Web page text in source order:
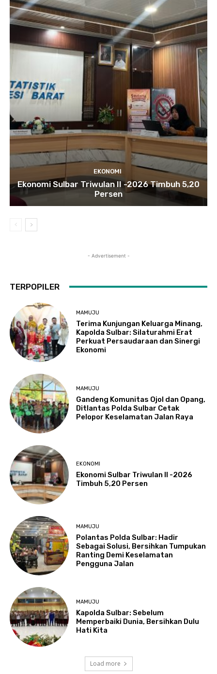
EKONOMI
Ekonomi Sulbar Triwulan II -2026 Timbuh 5,20
Persen
- Advertisement -
TERPOPILER
MAMUJU
Terima Kunjungan Keluarga Minang,
Kapolda Sulbar: Silaturahmi Erat
Perkuat Persaudaraan dan Sinergi
Ekonomi
MAMUJU
Gandeng Komunitas Ojol dan Opang,
Ditlantas Polda Sulbar Cetak
Pelopor Keselamatan Jalan Raya
EKONOMI
Ekonomi Sulbar Triwulan II -2026
Timbuh 5,20 Persen
MAMUJU
Polantas Polda Sulbar: Hadir
Sebagai Solusi, Bersihkan Tumpukan
Ranting Demi Keselamatan
Pengguna Jalan
MAMUJU
Kapolda Sulbar: Sebelum
Memperbaiki Dunia, Bersihkan Dulu
Hati Kita
Load more